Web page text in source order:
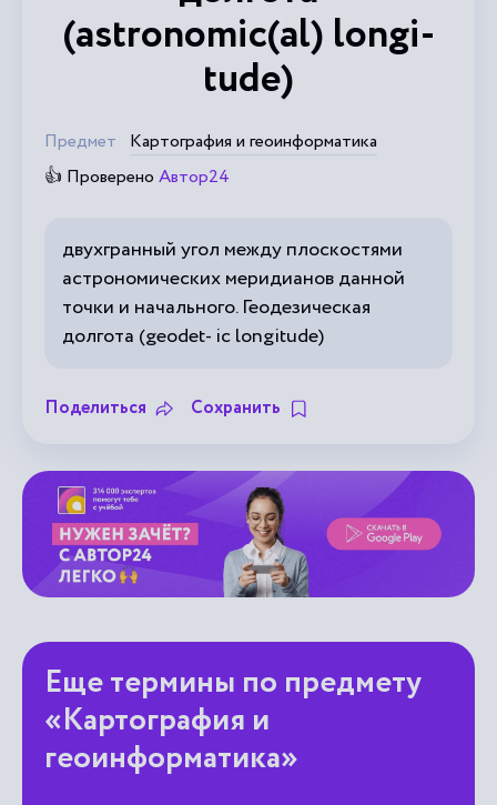
(astronomic(al) longi-
tude)
Предмет
Картография и геоинформатика
👍 Проверено Автор24
двухгранный угол между плоскостями
астрономических меридианов данной
точки и начального. Геодезическая
долгота (geodet- ic longitude)
Поделиться Сохранить
Еще термины по предмету
«Картография и
геоинформатика»